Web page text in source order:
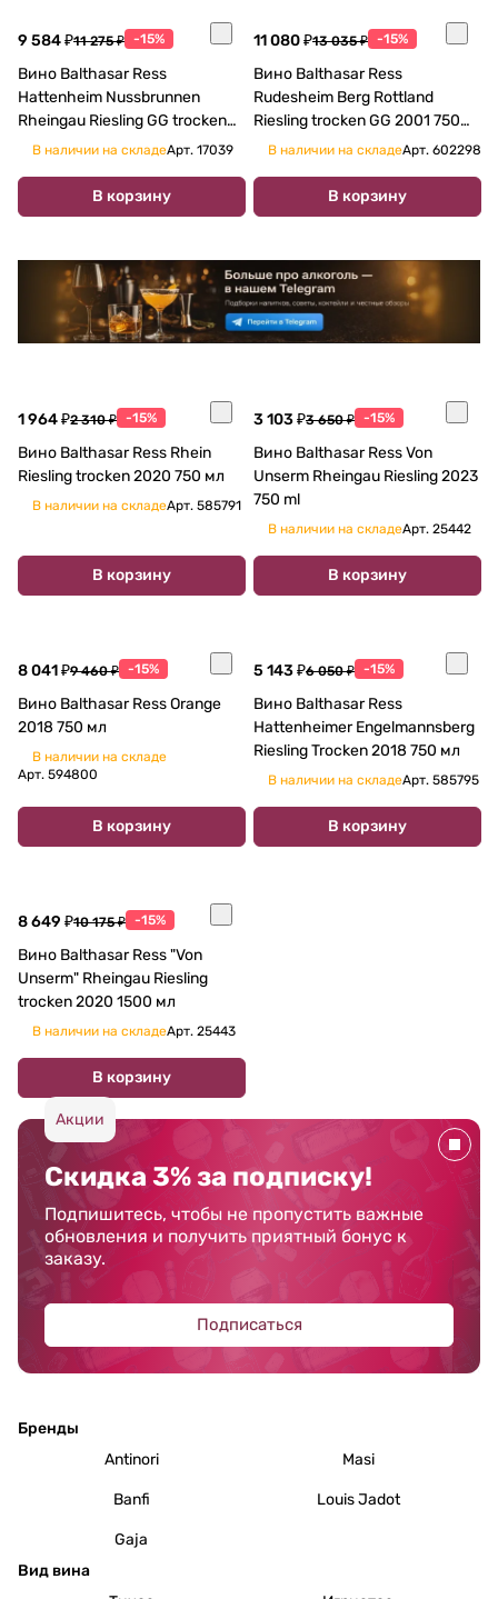
9 584 ₽11 275 ₽ -15%
Вино Balthasar Ress
Hattenheim Nussbrunnen
Rheingau Riesling GG trocken
2014 750 мл
В наличии на складеАрт. 17039
В корзину
11 080 ₽13 035 ₽ -15%
Вино Balthasar Ress
Rudesheim Berg Rottland
Riesling trocken GG 2001 750
млВ наличии на складеАрт. 602298
В корзину
1 964 ₽2 310 ₽ -15%
Вино Balthasar Ress Rhein
Riesling trocken 2020 750 мл
В наличии на складеАрт. 585791
В корзину
3 103 ₽3 650 ₽ -15%
Вино Balthasar Ress Von
Unserm Rheingau Riesling 2023
750 ml
В наличии на складеАрт. 25442
В корзину
8 041 ₽9 460 ₽ -15%
Вино Balthasar Ress Orange
2018 750 мл
В наличии на складе
Арт. 594800
В корзину
5 143 ₽6 050 ₽ -15%
Вино Balthasar Ress
Hattenheimer Engelmannsberg
Riesling Trocken 2018 750 мл
В наличии на складеАрт. 585795
В корзину
8 649 ₽10 175 ₽ -15%
Вино Balthasar Ress "Von
Unserm" Rheingau Riesling
trocken 2020 1500 мл
В наличии на складеАрт. 25443
В корзину
Акции
Скидка 3% за подписку!
Подпишитесь, чтобы не пропустить важные
обновления и получить приятный бонус к
заказу.
Подписаться
Бренды
Antinori
Masi
Banfi Louis Jadot
Gaja
Вид вина